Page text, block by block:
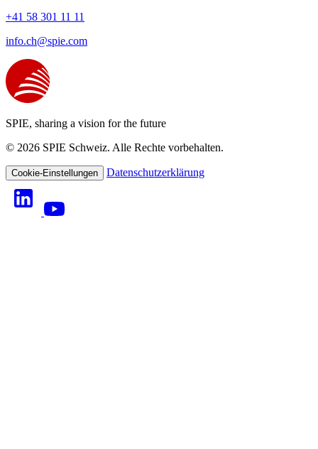
+41 58 301 11 11
info.ch@spie.com
SPIE, sharing a vision for the future
© 2026 SPIE Schweiz. Alle Rechte vorbehalten.
Cookie-Einstellungen Datenschutzerklärung